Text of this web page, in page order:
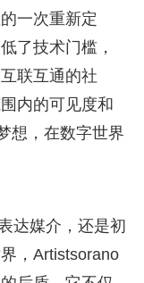
一次重新定
了技术门槛，
联互通的社
内的可见度和
想，在数字世界
达媒介，还是初
，Artistsorano